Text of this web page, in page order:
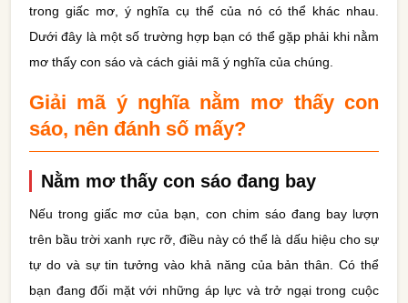
trong giấc mơ, ý nghĩa cụ thể của nó có thể khác nhau.
Dưới đây là một số trường hợp bạn có thể gặp phải khi nằm
mơ thấy con sáo và cách giải mã ý nghĩa của chúng.
Giải mã ý nghĩa nằm mơ thấy con
sáo, nên đánh số mấy?
Nằm mơ thấy con sáo đang bay
Nếu trong giấc mơ của bạn, con chim sáo đang bay lượn
trên bầu trời xanh rực rỡ, điều này có thể là dấu hiệu cho sự
tự do và sự tin tưởng vào khả năng của bản thân. Có thể
bạn đang đối mặt với những áp lực và trở ngại trong cuộc